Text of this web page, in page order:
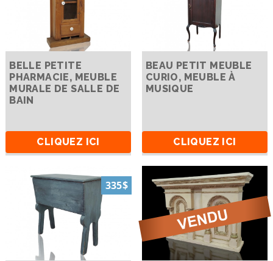
BELLE PETITE
PHARMACIE, MEUBLE
MURALE DE SALLE DE
BAIN
CLIQUEZ ICI
BEAU PETIT MEUBLE
CURIO, MEUBLE À
MUSIQUE
CLIQUEZ ICI
335$